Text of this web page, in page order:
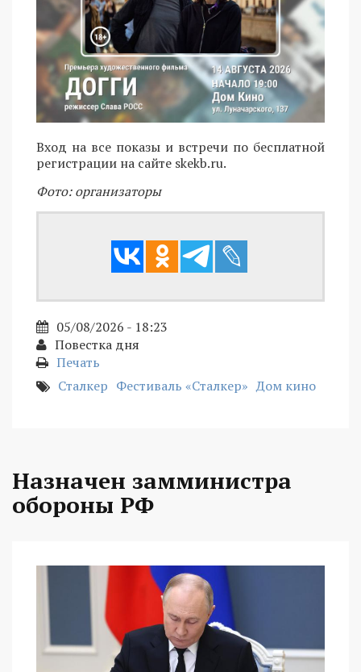
Вход на все показы и встречи по бесплатной
регистрации на сайте skekb.ru.
Фото: организаторы
05/08/2026 - 18:23
Повестка дня
Печать
Сталкер Фестиваль «Сталкер» Дом кино
Назначен замминистра
обороны РФ